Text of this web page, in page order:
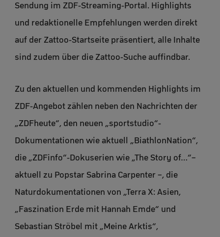
Sendung im ZDF-Streaming-Portal. Highlights
und redaktionelle Empfehlungen werden direkt
auf der Zattoo-Startseite präsentiert, alle Inhalte
sind zudem über die Zattoo-Suche auffindbar.
Zu den aktuellen und kommenden Highlights im
ZDF-Angebot zählen neben den Nachrichten der
„ZDFheute“, den neuen „sportstudio“-
Dokumentationen wie aktuell „BiathlonNation“,
die „ZDFinfo“-Dokuserien wie „The Story of…“–
aktuell zu Popstar Sabrina Carpenter –, die
Naturdokumentationen von „Terra X: Asien,
„Faszination Erde mit Hannah Emde“ und
Sebastian Ströbel mit „Meine Arktis“,